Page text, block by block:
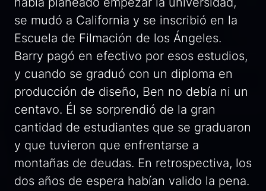
se mudó a California y se inscribió en la
Escuela de Filmación de los Ángeles.
Barry pagó en efectivo por esos estudios,
y cuando se graduó con un diploma en
producción de diseño, Ben no debía ni un
centavo. Él se sorprendió de la gran
cantidad de estudiantes que se graduaron
y que tuvieron que enfrentarse a
montañas de deudas. En retrospectiva, los
dos años de espera habían valido la pena.